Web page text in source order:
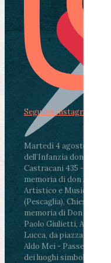
Martedì 4 agosto2026
dell’Infanzia don Aldo
Castracani 435 -
memoria di don Aldo
Artistico e Musicale
(Pescaglia), Chiesa
memoria di Don Aldo
Paolo Giulietti,
Lucca, da piazza San
Aldo Mei - Passeggiata
dei luoghi simbolo della
Segui su Instagram